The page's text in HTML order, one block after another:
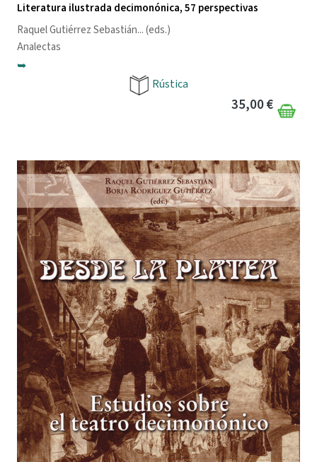
Literatura ilustrada decimonónica, 57 perspectivas
Raquel Gutiérrez Sebastián... (eds.)
Analectas
➥
Rústica
35,00 €